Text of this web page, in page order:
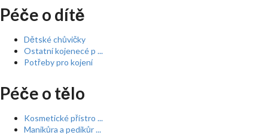
Péče o dítě
Dětské chůvičky
Ostatní kojenecé p ...
Potřeby pro kojení
Péče o tělo
Kosmetické přístro ...
Manikůra a pedikůr ...